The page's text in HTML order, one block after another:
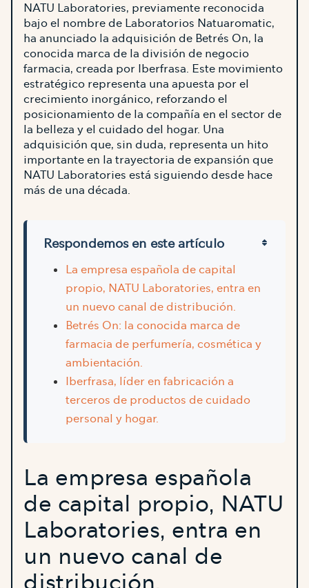
NATU Laboratories, previamente reconocida
bajo el nombre de Laboratorios Natuaromatic,
ha anunciado la adquisición de Betrés On, la
conocida marca de la división de negocio
farmacia, creada por Iberfrasa. Este movimiento
estratégico representa una apuesta por el
crecimiento inorgánico, reforzando el
posicionamiento de la compañía en el sector de
la belleza y el cuidado del hogar. Una
adquisición que, sin duda, representa un hito
importante en la trayectoria de expansión que
NATU Laboratories está siguiendo desde hace
más de una década.
Respondemos en este artículo
La empresa española de capital
propio, NATU Laboratories, entra en
un nuevo canal de distribución.
Betrés On: la conocida marca de
farmacia de perfumería, cosmética y
ambientación.
Iberfrasa, líder en fabricación a
terceros de productos de cuidado
personal y hogar.
La empresa española
de capital propio, NATU
Laboratories, entra en
un nuevo canal de